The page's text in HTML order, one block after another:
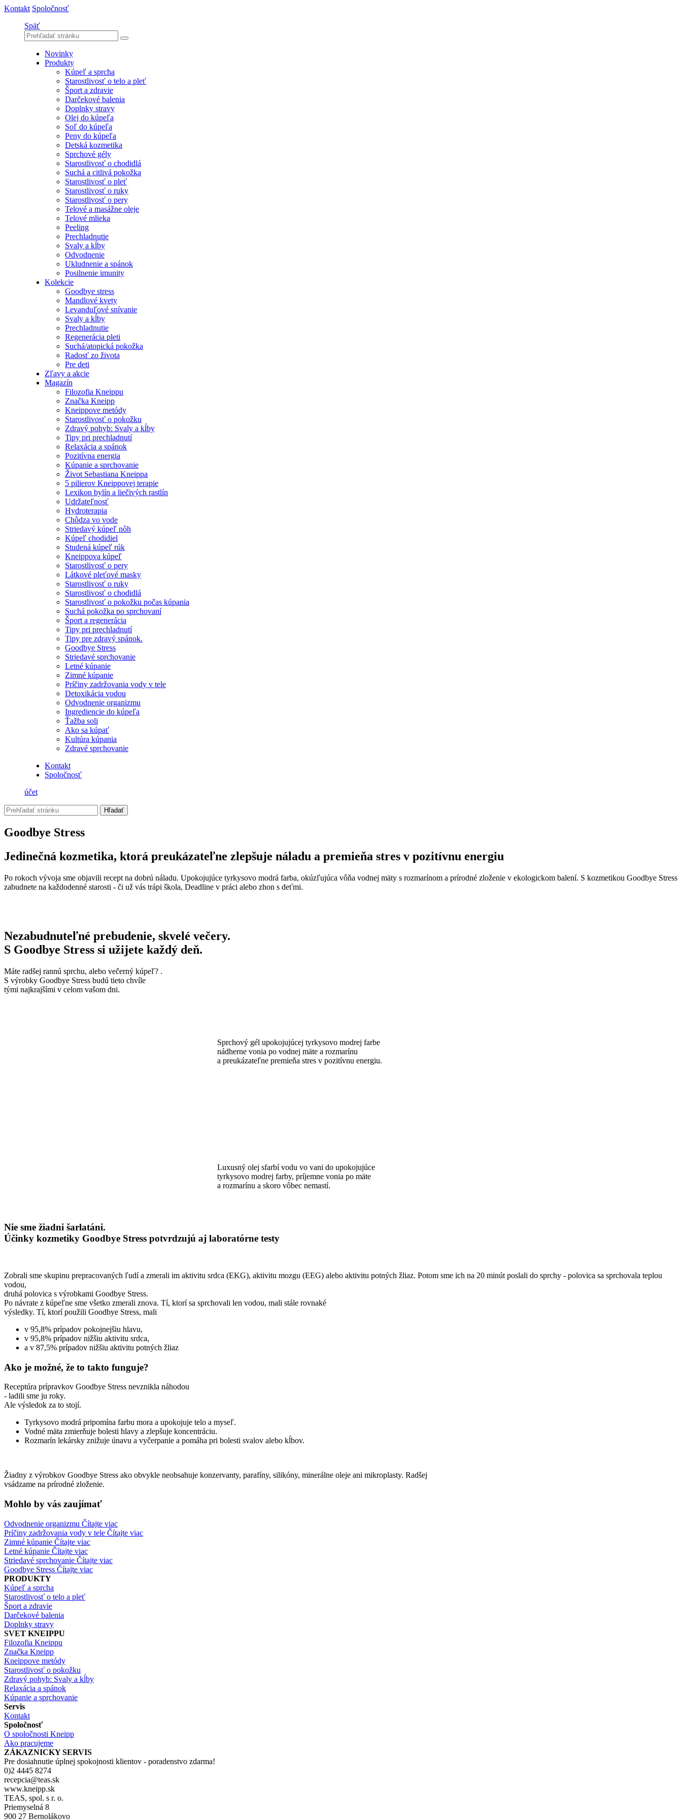
Kontakt Spoločnosť
Späť
Novinky
Produkty
Kúpeľ a sprcha
Starostlivosť o telo a pleť
Šport a zdravie
Darčekové balenia
Doplnky stravy
Olej do kúpeľa
Soľ do kúpeľa
Peny do kúpeľa
Detská kozmetika
Sprchové gély
Starostlivosť o chodidlá
Suchá a citlivá pokožka
Starostlivosť o pleť
Starostlivosť o ruky
Starostlivosť o pery
Telové a masážne oleje
Telové mlieka
Peeling
Prechladnutie
Svaly a kĺby
Odvodnenie
Ukludnenie a spánok
Posilnenie imunity
Kolekcie
Goodbye stress
Mandlové kvety
Levanduľové snívanie
Svaly a kĺby
Prechladnutie
Regenerácia pleti
Suchá/atopická pokožka
Radosť zo života
Pre deti
Zľavy a akcie
Magazín
Filozofia Kneippu
Značka Kneipp
Kneippove metódy
Starostlivosť o pokožku
Zdravý pohyb: Svaly a kĺby
Tipy pri prechladnutí
Relaxácia a spánok
Pozitívna energia
Kúpanie a sprchovanie
Život Sebastiana Kneippa
5 pilierov Kneippovej terapie
Lexikon bylín a liečivých rastlín
Udržateľnosť
Hydroterapia
Chôdza vo vode
Striedavý kúpeľ nôh
Kúpeľ chodidiel
Studená kúpeľ rúk
Kneippova kúpeľ
Starostlivosť o pery
Látkové pleťové masky
Starostlivosť o ruky
Starostlivosť o chodidlá
Starostlivosť o pokožku počas kúpania
Suchá pokožka po sprchovaní
Šport a regenerácia
Tipy pri prechladnutí
Tipy pre zdravý spánok.
Goodbye Stress
Striedavé sprchovanie
Letné kúpanie
Zimné kúpanie
Príčiny zadržovania vody v tele
Detoxikácia vodou
Odvodnenie organizmu
Ingrediencie do kúpeľa
Ťažba soli
Ako sa kúpať
Kultúra kúpania
Zdravé sprchovanie
Kontakt
Spoločnosť
účet
Hľadať
Goodbye Stress
Jedinečná kozmetika, ktorá preukázateľne zlepšuje náladu a premieňa stres v pozitívnu energiu
Po rokoch vývoja sme objavili recept na dobrú náladu. Upokojujúce tyrkysovo modrá farba, okúzľujúca vôňa vodnej mäty s rozmarínom a prírodné zloženie v ekologickom balení. S kozmetikou Goodbye Stress
zabudnete na každodenné starosti - či už vás trápi škola, Deadline v práci alebo zhon s deťmi.
Nezabudnuteľné prebudenie, skvelé večery.
S Goodbye Stress si užijete každý deň.
Máte radšej rannú sprchu, alebo večerný kúpeľ? .
S výrobky Goodbye Stress budú tieto chvíle
tými najkrajšími v celom vašom dni.
Sprchový gél upokojujúcej tyrkysovo modrej farbe
nádherne vonia po vodnej mäte a rozmarínu
a preukázateľne premieňa stres v pozitívnu energiu.
Luxusný olej sfarbí vodu vo vani do upokojujúce
tyrkysovo modrej farby, príjemne vonia po mäte
a rozmarínu a skoro vôbec nemastí.
Nie sme žiadni šarlatáni.
Účinky kozmetiky Goodbye Stress potvrdzujú aj laboratórne testy
Zobrali sme skupinu prepracovaných ľudí a zmerali im aktivitu srdca (EKG), aktivitu mozgu (EEG) alebo aktivitu potných žliaz. Potom sme ich na 20 minút poslali do sprchy - polovica sa sprchovala teplou
vodou,
druhá polovica s výrobkami Goodbye Stress.
Po návrate z kúpeľne sme všetko zmerali znova. Tí, ktorí sa sprchovali len vodou, mali stále rovnaké
výsledky. Tí, ktorí použili Goodbye Stress, mali
v 95,8% prípadov pokojnejšiu hlavu,
v 95,8% prípadov nižšiu aktivitu srdca,
a v 87,5% prípadov nižšiu aktivitu potných žliaz
Ako je možné, že to takto funguje?
Receptúra ​​prípravkov Goodbye Stress nevznikla náhodou
​​​​​​​- ladili sme ju roky.
Ale výsledok za to stojí.
Tyrkysovo modrá pripomína farbu mora a upokojuje telo a myseľ.
Vodné mäta zmierňuje bolesti hlavy a zlepšuje koncentráciu.
Rozmarín lekársky znižuje únavu a vyčerpanie a pomáha pri bolesti svalov alebo kĺbov.
Žiadny z výrobkov Goodbye Stress ako obvykle neobsahuje konzervanty, parafíny, silikóny, minerálne oleje ani mikroplasty. Radšej
vsádzame na prírodné zloženie.
Mohlo by vás zaujímať
Odvodnenie organizmu Čítajte viac
Príčiny zadržovania vody v tele Čítajte viac
Zimné kúpanie Čítajte viac
Letné kúpanie Čítajte viac
Striedavé sprchovanie Čítajte viac
Goodbye Stress Čítajte viac
PRODUKTY
Kúpeľ a sprcha
Starostlivosť o telo a pleť
Šport a zdravie
Darčekové balenia
Doplnky stravy
SVET KNEIPPU
Filozofia Kneippu
Značka Kneipp
Kneippove metódy
Starostlivosť o pokožku
Zdravý pohyb: Svaly a kĺby
Relaxácia a spánok
Kúpanie a sprchovanie
Servis
Kontakt
Spoločnosť
O spoločnosti Kneipp
Ako pracujeme
ZÁKAZNICKY SERVIS
Pre dosiahnutie úplnej spokojnosti klientov - poradenstvo zdarma!
0)2 4445 8274
recepcia@teas.sk
www.kneipp.sk
TEAS, spol. s r. o.
Priemyselná 8
900 27 Bernolákovo